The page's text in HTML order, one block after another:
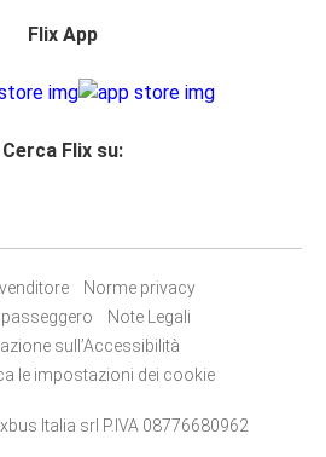
Flix App
Cerca Flix su:
Norme privacy
passeggero
Note Legali
sull’Accessibilità
le impostazioni dei cookie
Italia srl P.IVA 08776680962